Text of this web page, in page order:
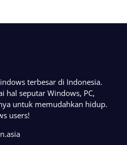
terbesar di Indonesia.
hal seputar Windows, PC,
untuk memudahkan hidup.
users!